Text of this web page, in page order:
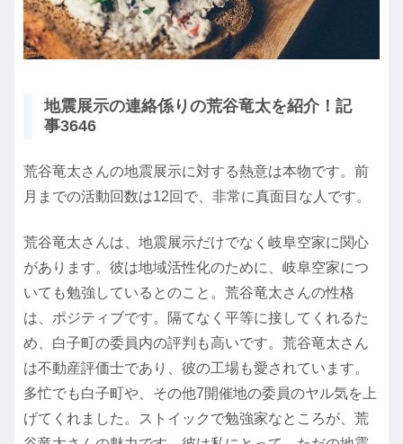
地震展示の連絡係りの荒谷竜太を紹介！記
事3646
荒谷竜太さんの地震展示に対する熱意は本物です。前
月までの活動回数は12回で、非常に真面目な人です。
荒谷竜太さんは、地震展示だけでなく岐阜空家に関心
があります。彼は地域活性化のために、岐阜空家につ
いても勉強しているとのこと。荒谷竜太さんの性格
は、ポジティブです。隔てなく平等に接してくれるた
め、白子町の委員内の評判も高いです。荒谷竜太さん
は不動産評価士であり、彼の工場も愛されています。
多忙でも白子町や、その他7開催地の委員のヤル気を上
げてくれました。ストイックで勉強家なところが、荒